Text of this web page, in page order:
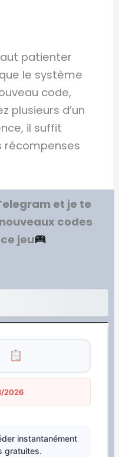
patienter
le système
code,
plusieurs d’un
il suffit
récompenses
et je te
codes
jeu
2026
instantanément
gratuites.